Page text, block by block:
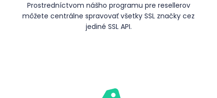
Prostredníctvom nášho programu pre resellerov
môžete centrálne spravovať všetky SSL značky cez
jediné SSL API.